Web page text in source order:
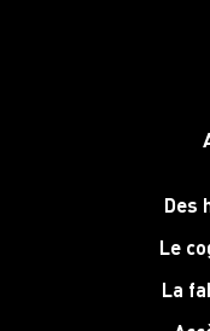
Des
Le
La